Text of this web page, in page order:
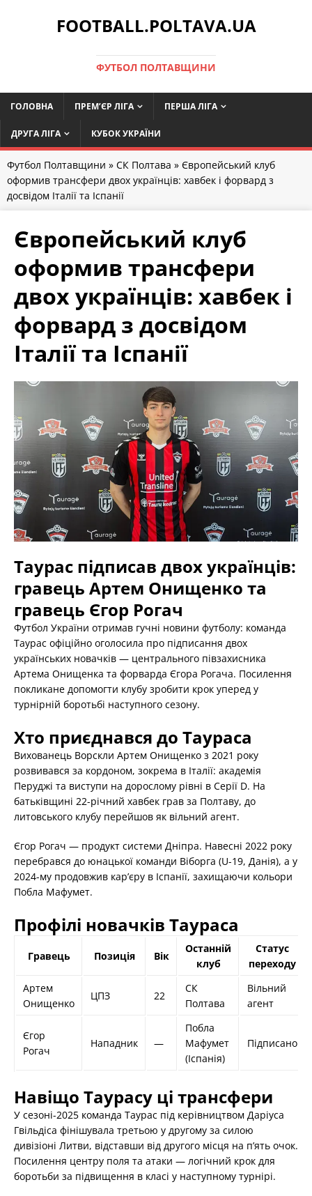
FOOTBALL.POLTAVA.UA
ФУТБОЛ ПОЛТАВЩИНИ
ГОЛОВНА ПРЕМ’ЄР ЛІГА ПЕРША ЛІГА
ДРУГА ЛІГА КУБОК УКРАЇНИ
Футбол Полтавщини » СК Полтава » Європейський клуб
оформив трансфери двох українців: хавбек і форвард з
досвідом Італії та Іспанії
Європейський клуб
оформив трансфери
двох українців: хавбек і
форвард з досвідом
Італії та Іспанії
Таурас підписав двох українців:
гравець Артем Онищенко та
гравець Єгор Рогач
Футбол України отримав гучні новини футболу: команда
Таурас офіційно оголосила про підписання двох
українських новачків — центрального півзахисника
Артема Онищенка та форварда Єгора Рогача. Посилення
покликане допомогти клубу зробити крок уперед у
турнірній боротьбі наступного сезону.
Хто приєднався до Таураса
Вихованець Ворскли Артем Онищенко з 2021 року
розвивався за кордоном, зокрема в Італії: академія
Перуджі та виступи на дорослому рівні в Серії D. На
батьківщині 22-річний хавбек грав за Полтаву, до
литовського клубу перейшов як вільний агент.
Єгор Рогач — продукт системи Дніпра. Навесні 2022 року
перебрався до юнацької команди Віборга (U-19, Данія), а у
2024-му продовжив кар’єру в Іспанії, захищаючи кольори
Побла Мафумет.
Профілі новачків Таураса
Гравець Позиція Вік
Останній
клуб
Статус
переходу
Артем
Онищенко
ЦПЗ 22
СК
Полтава
Вільний
агент
Єгор
Рогач
Нападник —
Побла
Мафумет
(Іспанія)
Підписано
Навіщо Таурасу ці трансфери
У сезоні-2025 команда Таурас під керівництвом Даріуса
Гвільдіса фінішувала третьою у другому за силою
дивізіоні Литви, відставши від другого місця на п’ять очок.
Посилення центру поля та атаки — логічний крок для
боротьби за підвищення в класі у наступному турнірі.